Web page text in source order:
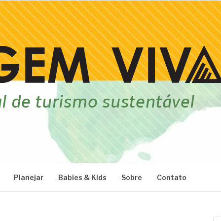
Planejar Babies & Kids Sobre Contato